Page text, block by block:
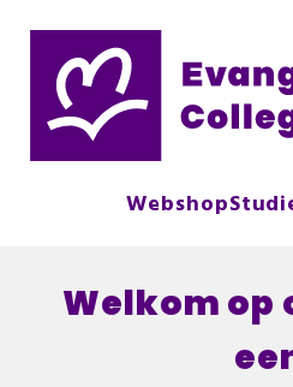
Webshop
Welkom op